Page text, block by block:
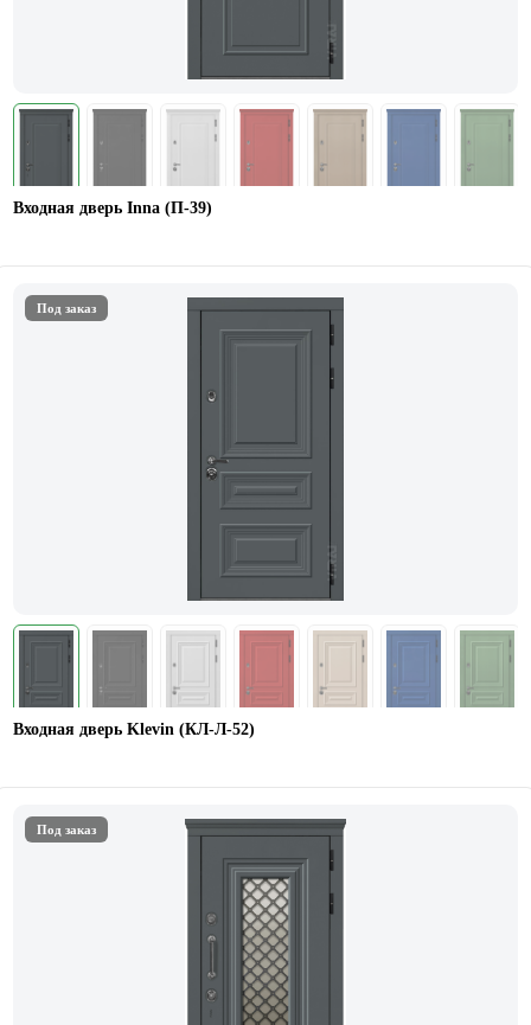
Входная дверь Inna (П-39)
Под заказ
Входная дверь Klevin (КЛ-Л-52)
Под заказ